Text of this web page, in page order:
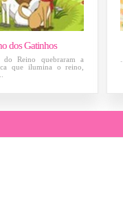
dos Gatinhos
do Reino quebraram a
que ilumina o reino,